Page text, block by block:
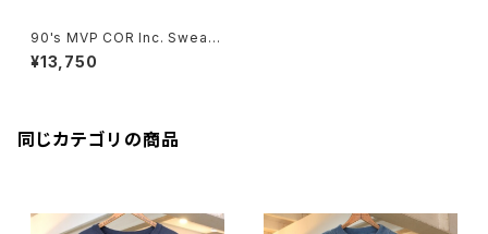
90's MVP COR Inc. Sweat
"KAPPA DELTA/ Made in U.
S.A."
¥13,750
同じカテゴリの商品